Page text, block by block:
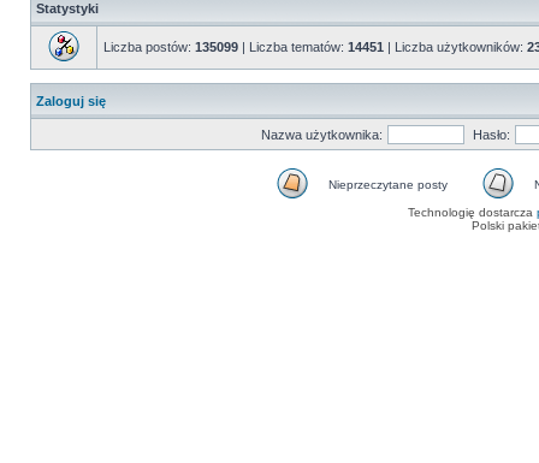
Statystyki
Liczba postów: 135099 | Liczba tematów: 14451 | Liczba użytkowników:
Zaloguj się
Nazwa użytkownika: Hasło:
Nieprzeczytane posty
Technologię dostarcza
Polski